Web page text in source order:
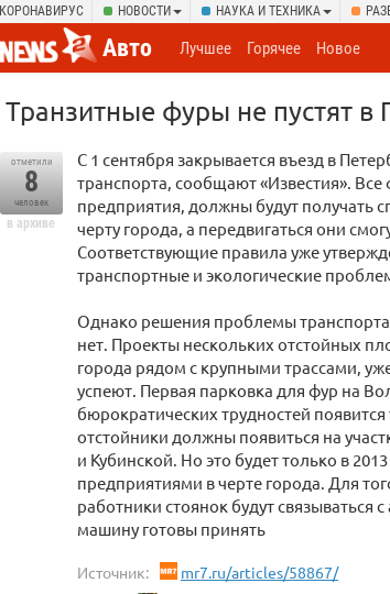
КОРОНАВИРУС НОВОСТИ НАУКА И ТЕХНИКА
Авто Лучшее Горячее Новое
Транзитные фуры не пустят в
отметили
8
человек
в архиве
С 1 сентября закрывается въезд в
транспорта, сообщают «Известия».
предприятия, должны будут получать
черту города, а передвигаться они
Соответствующие правила уже
транспортные и экологические
Однако решения проблемы
нет. Проекты нескольких отстойных
города рядом с крупными трассами,
успеют. Первая парковка для фур на
бюрократических трудностей
отстойники должны появиться на
и Кубинской. Но это будет только в
предприятиями в черте города. Для
работники стоянок будут связываться
машину готовы принять
Источник: mr7.ru/articles/58867/